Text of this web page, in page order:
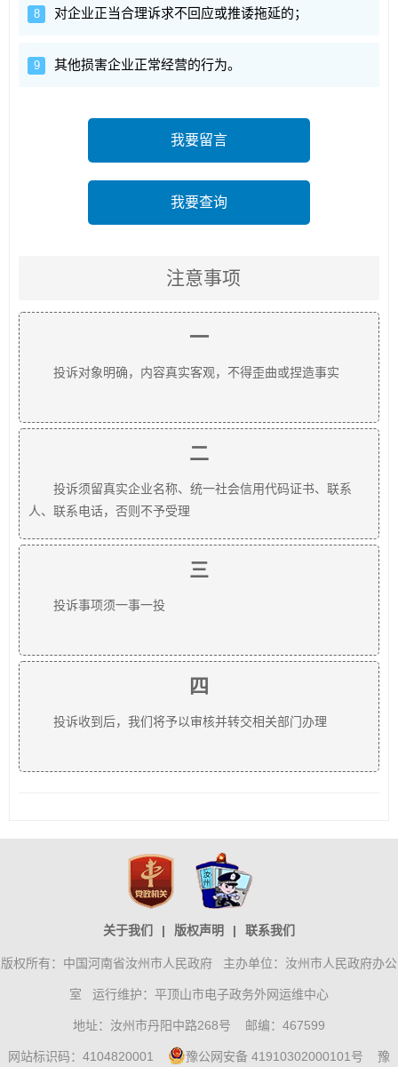
8 对企业正当合理诉求不回应或推诿拖延的；
9 其他损害企业正常经营的行为。
我要留言
我要查询
注意事项
一
投诉对象明确，内容真实客观，不得歪曲或捏造事实
二
投诉须留真实企业名称、统一社会信用代码证书、联系
人、联系电话，否则不予受理
三
投诉事项须一事一投
四
投诉收到后，我们将予以审核并转交相关部门办理
关于我们 | 版权声明 | 联系我们
版权所有：中国河南省汝州市人民政府 主办单位：汝州市人民政府办公
室 运行维护：平顶山市电子政务外网运维中心
地址：汝州市丹阳中路268号 邮编：467599
网站标识码：4104820001 豫公网安备 41910302000101号 豫